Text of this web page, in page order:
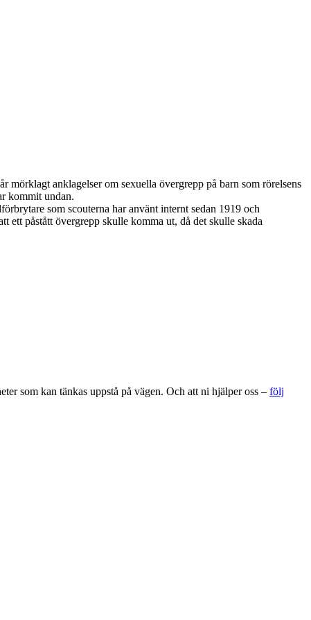
mörklagt anklagelser om sexuella övergrepp på barn som rörelsens
kommit undan.
som scouterna har använt internt sedan 1919 och
ett påstått övergrepp skulle komma ut, då det skulle skada
som kan tänkas uppstå på vägen. Och att ni hjälper oss – följ